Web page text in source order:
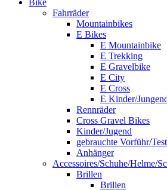
Bike
Fahrräder
Mountainbikes
E Bikes
E Mountainbike
E Trekking
E Gravelbike
E City
E Cross
E Kinder/
Rennräder
Cross Gravel Bikes
Kinder/Jugend
gebrauchte Vorführ/
Anhänger
Accessoires/Schuhe/Helme/
Brillen
Brillen